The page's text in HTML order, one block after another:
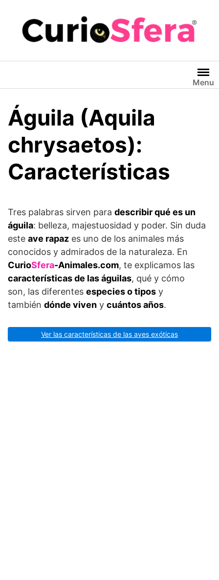
contenido
Menu
Águila (Aquila
chrysaetos):
Características
Tres palabras sirven para describir qué es un
águila: belleza, majestuosidad y poder. Sin duda
este ave rapaz es uno de los animales más
conocidos y admirados de la naturaleza. En
CurioSfera-Animales.com, te explicamos las
características de las águilas, qué y cómo
son, las diferentes especies o tipos y
también dónde viven y cuántos años.
Ver las características de las aves exóticas